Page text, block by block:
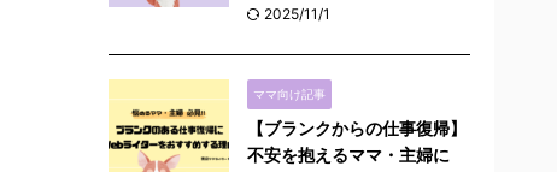
2025/11/1
ママ向け記事
【ブランクからの仕事復帰】
不安を抱えるママ・主婦に